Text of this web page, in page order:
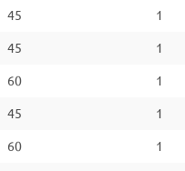
45 1
45 1
60 1
45 1
60 1